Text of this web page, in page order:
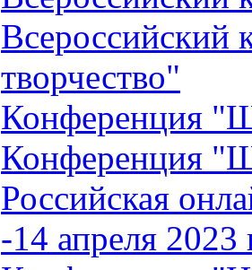
Всероссийский
творчество"
Конференция
Конференция
Российская
-14 апреля 2023